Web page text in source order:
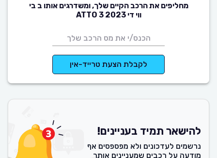
מחליפים את הרכב הקיים שלך, ומשדרגים אותו ב בי
ווי די ATTO 3 2023
לקבלת הצעת טרייד-אין
להישאר תמיד בעניינים!
נרשמים לעדכונים ולא מפספסים אף
מודעה על רכבים שמעניינים אותך